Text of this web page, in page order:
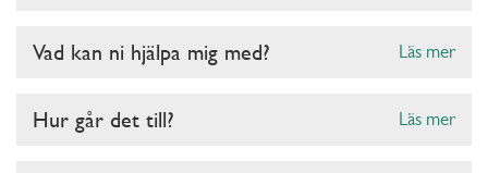
Vad kan ni hjälpa mig med? Läs mer
Hur går det till? Läs mer